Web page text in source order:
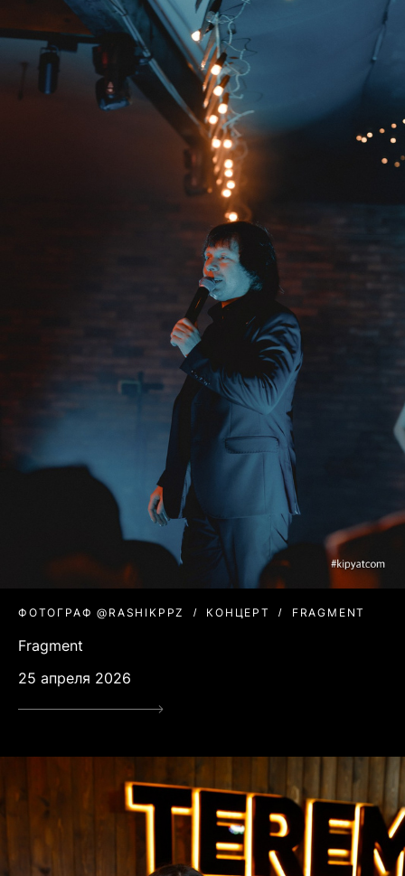
ФОТОГРАФ @RASHIKPPZ КОНЦЕРТ FRAGMENT
Fragment
25 апреля 2026